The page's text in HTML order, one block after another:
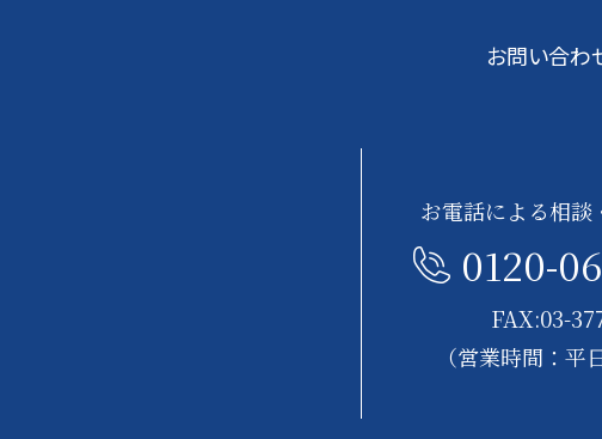
お問い合わ
お電話による相談
0120-
FAX:03-
（営業時間：平